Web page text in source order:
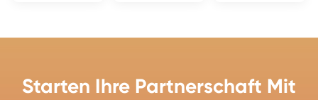
Starten Ihre Partnerschaft Mit